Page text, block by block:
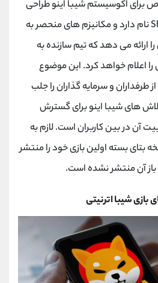
برای اکوسیستم شیبا اینو طراحی
نام دارد و مکانیزم های منحصر به
ارائه می دهد که تیم سازنده به
را اعلام خواهد کرد. این موضوع
و سرمایه گذاران را جلب
‌های شیبا اینو برای گسترش
آن در بین کاربران است. لازم به
بتای بسته اولین بازی خود را منتشر
آن منتشر نشده است.
بازی شیبا اترنیتی
@alireza.mehrabii
@alirezamehrabi_com
@alirezamehrabi_official